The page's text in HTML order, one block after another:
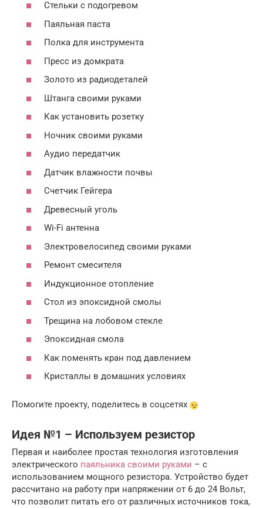
Стельки с подогревом
Паяльная паста
Полка для инструмента
Пресс из домкрата
Золото из радиодеталей
Штанга своими руками
Как установить розетку
Ночник своими руками
Аудио передатчик
Датчик влажности почвы
Счетчик Гейгера
Древесный уголь
Wi-Fi антенна
Электровелосипед своими руками
Ремонт смесителя
Индукционное отопление
Стол из эпоксидной смолы
Трещина на лобовом стекле
Эпоксидная смола
Как поменять кран под давлением
Кристаллы в домашних условиях
Помогите проекту, поделитесь в соцсетях
Идея №1 – Используем резистор
Первая и наиболее простая технология изготовления
электрического паяльника своими руками – с
использованием мощного резистора. Устройство будет
рассчитано на работу при напряжении от 6 до 24 Вольт,
что позволит питать его от различных источников тока,